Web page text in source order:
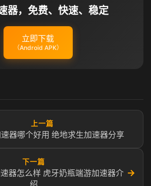
器，免费、快速、稳定
立即下载
（Android APK）
上一篇
器哪个好用 绝地求生加速器分享
下一篇
器怎么样 虎牙奶瓶端游加速器介
绍
→